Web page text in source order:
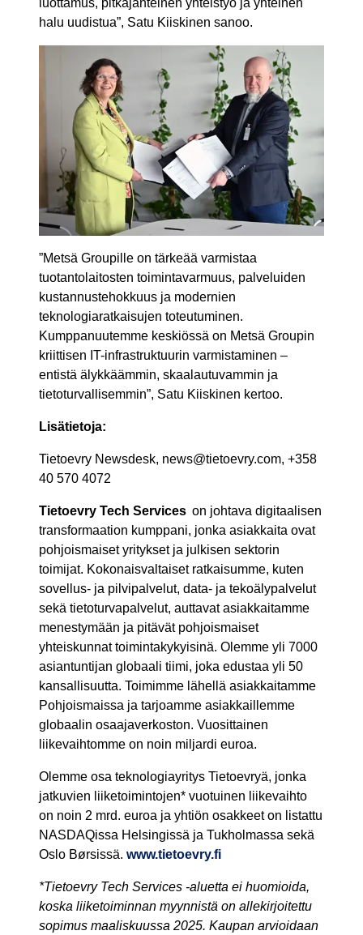
luottamus, pitkäjänteinen yhteistyö ja yhteinen
halu uudistua”, Satu Kiiskinen sanoo.
”Metsä Groupille on tärkeää varmistaa
tuotantolaitosten toimintavarmuus, palveluiden
kustannustehokkuus ja modernien
teknologiaratkaisujen toteutuminen.
Kumppanuutemme keskiössä on Metsä Groupin
kriittisen IT-infrastruktuurin varmistaminen –
entistä älykkäämmin, skaalautuvammin ja
tietoturvallisemmin”, Satu Kiiskinen kertoo.
Lisätietoja:
Tietoevry Newsdesk, news@tietoevry.com, +358
40 570 4072
Tietoevry Tech Services on johtava digitaalisen
transformaation kumppani, jonka asiakkaita ovat
pohjoismaiset yritykset ja julkisen sektorin
toimijat. Kokonaisvaltaiset ratkaisumme, kuten
sovellus- ja pilvipalvelut, data- ja tekoälypalvelut
sekä tietoturvapalvelut, auttavat asiakkaitamme
menestymään ja pitävät pohjoismaiset
yhteiskunnat toimintakykyisinä. Olemme yli 7000
asiantuntijan globaali tiimi, joka edustaa yli 50
kansallisuutta. Toimimme lähellä asiakkaitamme
Pohjoismaissa ja tarjoamme asiakkaillemme
globaalin osaajaverkoston. Vuosittainen
liikevaihtomme on noin miljardi euroa.
Olemme osa teknologiayritys Tietoevryä, jonka
jatkuvien liiketoimintojen* vuotuinen liikevaihto
on noin 2 mrd. euroa ja yhtiön osakkeet on listattu
NASDAQissa Helsingissä ja Tukholmassa sekä
Oslo Børsissä. www.tietoevry.fi
*Tietoevry Tech Services -aluetta ei huomioida,
koska liiketoiminnan myynnistä on allekirjoitettu
sopimus maaliskuussa 2025. Kaupan arvioidaan